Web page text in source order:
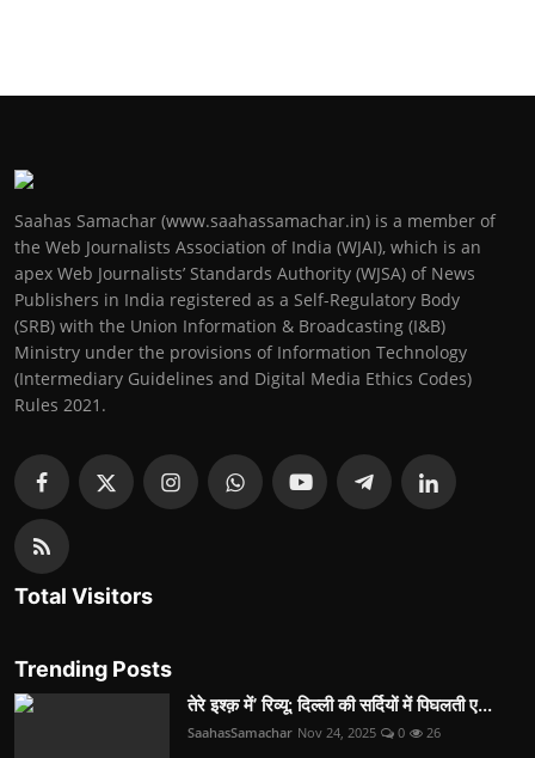
Saahas Samachar (www.saahassamachar.in) is a member of
the Web Journalists Association of India (WJAI), which is an
apex Web Journalists’ Standards Authority (WJSA) of News
Publishers in India registered as a Self-Regulatory Body
(SRB) with the Union Information & Broadcasting (I&B)
Ministry under the provisions of Information Technology
(Intermediary Guidelines and Digital Media Ethics Codes)
Rules 2021.
Total Visitors
Trending Posts
तेरे इश्क़ में’ रिव्यू: दिल्ली की सर्दियों में पिघलती ए...
SaahasSamachar Nov 24, 2025 0 26